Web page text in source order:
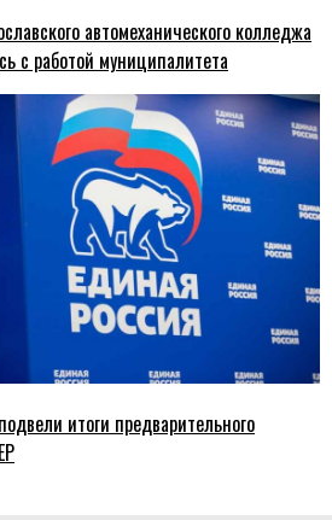
автомеханического колледжа
с работой муниципалитета
итоги предварительного